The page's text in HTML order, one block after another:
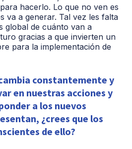
hacerlo. Lo que no ven es
va a generar. Tal vez les falta
global de cuánto van a
gracias a que invierten un
para la implementación de
constantemente y
en nuestras acciones y
a los nuevos
¿crees que los
de ello?